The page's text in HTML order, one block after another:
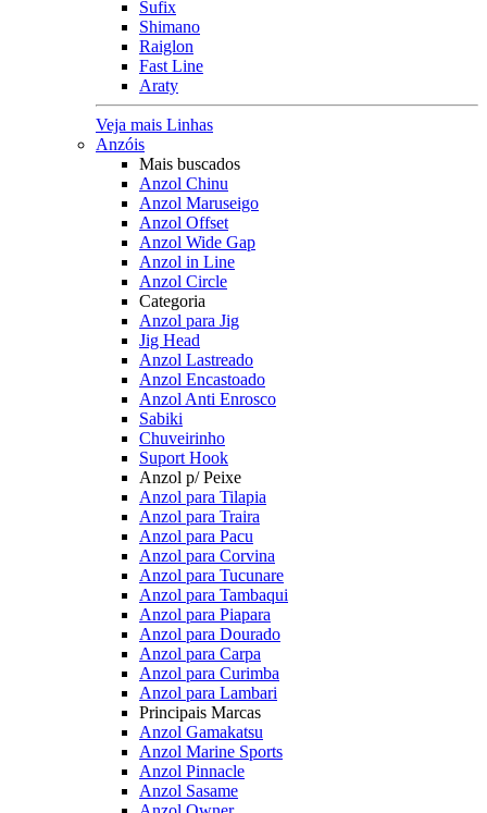
Sufix
Shimano
Raiglon
Fast Line
Araty
Veja mais Linhas
Anzóis
Mais buscados
Anzol Chinu
Anzol Maruseigo
Anzol Offset
Anzol Wide Gap
Anzol in Line
Anzol Circle
Categoria
Anzol para Jig
Jig Head
Anzol Lastreado
Anzol Encastoado
Anzol Anti Enrosco
Sabiki
Chuveirinho
Suport Hook
Anzol p/ Peixe
Anzol para Tilapia
Anzol para Traira
Anzol para Pacu
Anzol para Corvina
Anzol para Tucunare
Anzol para Tambaqui
Anzol para Piapara
Anzol para Dourado
Anzol para Carpa
Anzol para Curimba
Anzol para Lambari
Principais Marcas
Anzol Gamakatsu
Anzol Marine Sports
Anzol Pinnacle
Anzol Sasame